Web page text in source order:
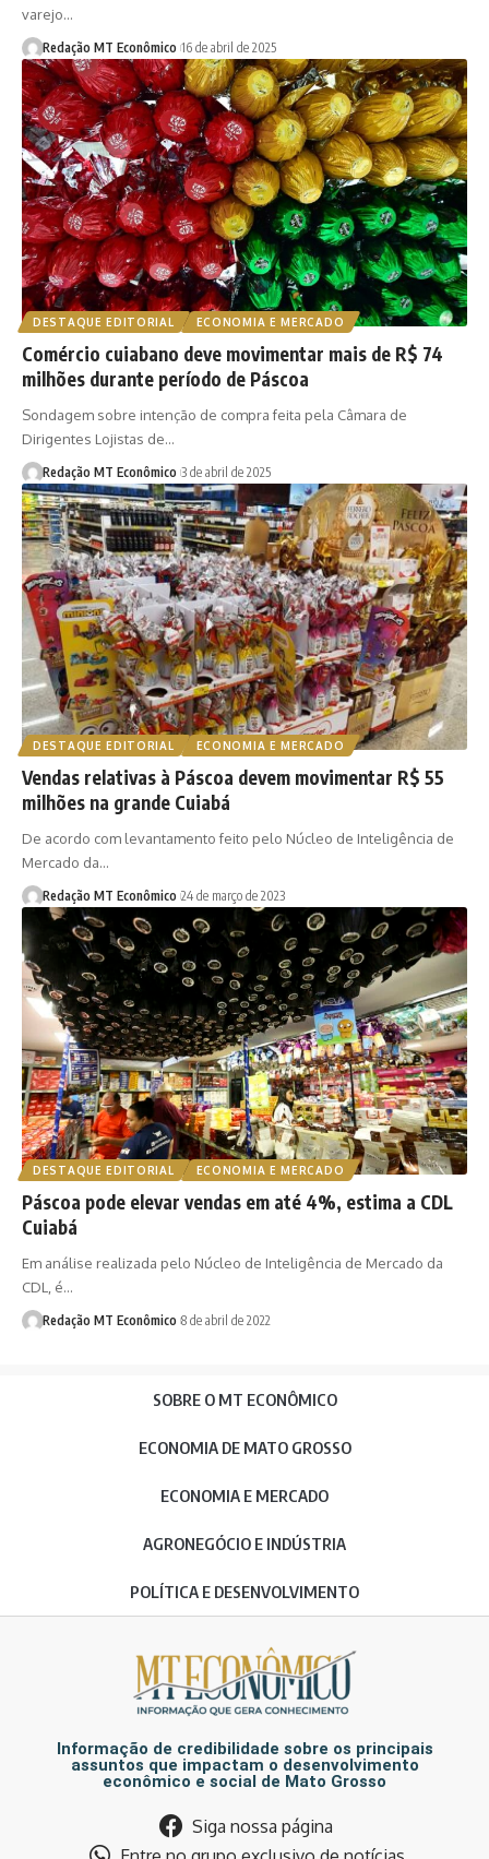
varejo…
Redação MT Econômico 16 de abril de 2025
DESTAQUE EDITORIAL ECONOMIA E MERCADO
Comércio cuiabano deve movimentar mais de R$ 74
milhões durante período de Páscoa
Sondagem sobre intenção de compra feita pela Câmara de
Dirigentes Lojistas de…
Redação MT Econômico 3 de abril de 2025
DESTAQUE EDITORIAL ECONOMIA E MERCADO
Vendas relativas à Páscoa devem movimentar R$ 55
milhões na grande Cuiabá
De acordo com levantamento feito pelo Núcleo de Inteligência de
Mercado da…
Redação MT Econômico 24 de março de 2023
DESTAQUE EDITORIAL ECONOMIA E MERCADO
Páscoa pode elevar vendas em até 4%, estima a CDL
Cuiabá
Em análise realizada pelo Núcleo de Inteligência de Mercado da
CDL, é…
Redação MT Econômico 8 de abril de 2022
SOBRE O MT ECONÔMICO
ECONOMIA DE MATO GROSSO
ECONOMIA E MERCADO
AGRONEGÓCIO E INDÚSTRIA
POLÍTICA E DESENVOLVIMENTO
Informação de credibilidade sobre os principais
assuntos que impactam o desenvolvimento
econômico e social de Mato Grosso
Siga nossa página